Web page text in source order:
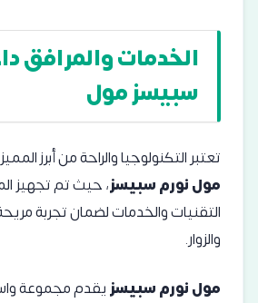
الخدمات والمرافق
سبيسز مول
تعتبر التكنولوجيا والراحة من أبرز
مول نورم سبيسز، حيث تم تجهيز
التقنيات والخدمات لضمان تجربة
والزوار.
مول نورم سبيسزيقدم مجموعة